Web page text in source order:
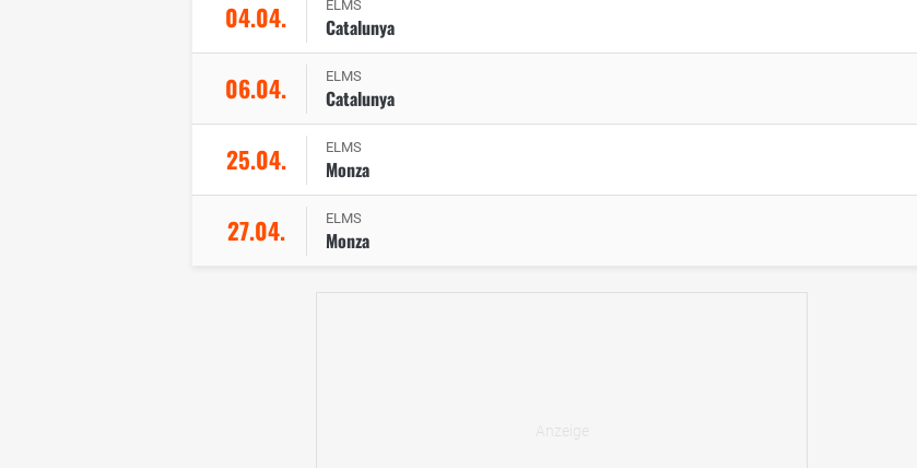
04.04. ELMS
Catalunya
06.04. ELMS
Catalunya
25.04. ELMS
Monza
27.04. ELMS
Monza